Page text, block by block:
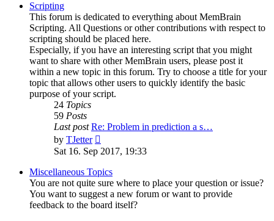
Scripting
This forum is dedicated to everything about MemBrain
Scripting. All Questions or other contributions with respect to
scripting should be placed here.
Especially, if you have an interesting script that you might
want to share with other MemBrain users, please post it
within a new topic in this forum. Try to choose a title for your
topic that allows other users to quickly identify the basic
purpose of your script.
24 Topics
59 Posts
Last post Re: Problem in prediction a s…
by TJetter
the
post
Sat 16. Sep 2017, 19:33
Miscellaneous Topics
You are not quite sure where to place your question or issue?
You want to suggest a new forum or want to provide
feedback to the board itself?